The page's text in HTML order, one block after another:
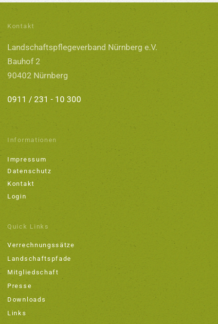
Kontakt
Landschaftspflegeverband Nürnberg e.V.
Bauhof 2
90402 Nürnberg
0911 / 231 - 10 300
Informationen
Impressum
Datenschutz
Kontakt
Login
Quick Links
Verrechnungssätze
Landschaftspfade
Mitgliedschaft
Presse
Downloads
Links